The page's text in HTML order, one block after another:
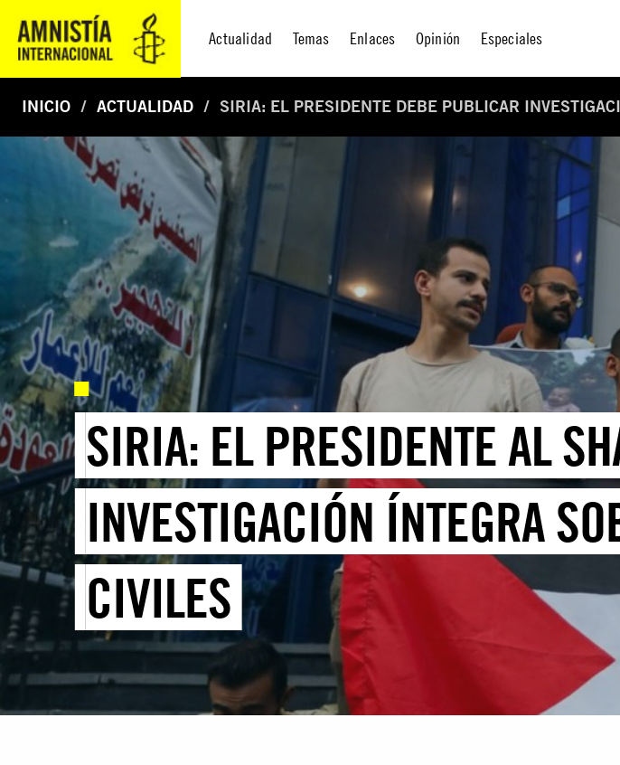
Actualidad Temas Enlaces Opinión Especiales
INICIO ACTUALIDAD SIRIA: EL PRESIDENTE DEBE PUBLICAR
SIRIA: EL PRESIDENTE AL
INVESTIGACIÓN ÍNTEGRA
CIVILES